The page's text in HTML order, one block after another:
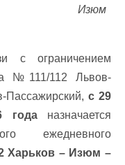
Изюм
с ограничением
№111/112 Львов-
Пассажирский, с 29
годаназначается
ежедневного
Харьков – Изюм –